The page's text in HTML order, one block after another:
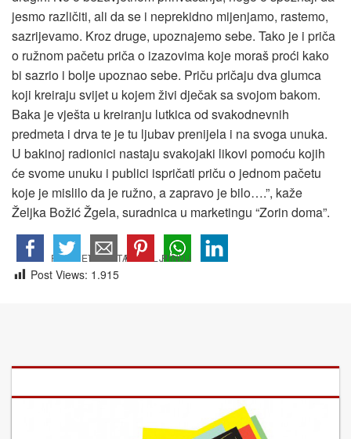
jesmo različiti, ali da se i neprekidno mijenjamo, rastemo,
sazrijevamo. Kroz druge, upoznajemo sebe. Tako je i priča
o ružnom pačetu priča o izazovima koje moraš proći kako
bi sazrio i bolje upoznao sebe. Priču pričaju dva glumca
koji kreiraju svijet u kojem živi dječak sa svojom bakom.
Baka je vješta u kreiranju lutkica od svakodnevnih
predmeta i drva te je tu ljubav prenijela i na svoga unuka.
U bakinoj radionici nastaju svakojaki likovi pomoću kojih
će svome unuku i publici ispričati priču o jednom pačetu
koje je mislilo da je ružno, a zapravo je bilo….”, kaže
Željka Božić Žgela, suradnica u marketingu “Zorin doma”.
Post Views: 1.915